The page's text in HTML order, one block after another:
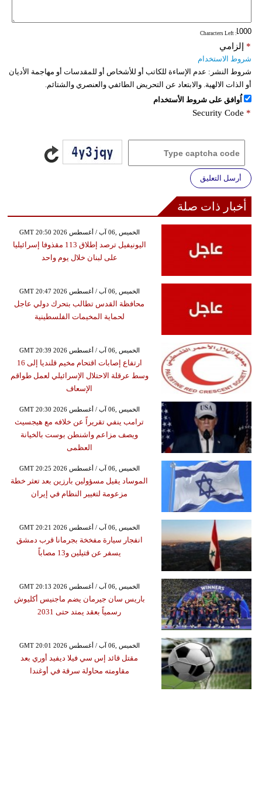
: Characters Left
إلزامي *
شروط الاستخدام
شروط النشر: عدم الإساءة للكاتب أو للأشخاص أو للمقدسات أو مهاجمة الأديان
أو الذات الالهية. والابتعاد عن التحريض الطائفي والعنصري والشتائم.
اُوافق على شروط الأستخدام
Security Code *
أرسل التعليق
أخبار ذات صلة
GMT 20:50 2026 الخميس ,06 آب / أغسطس
اليونيفيل ترصد إطلاق 113 مقذوفا إسرائيليا
على لبنان خلال يوم واحد
GMT 20:47 2026 الخميس ,06 آب / أغسطس
محافظة القدس تطالب بتحرك دولي عاجل
لحماية المخيمات الفلسطينية
GMT 20:39 2026 الخميس ,06 آب / أغسطس
ارتفاع إصابات اقتحام مخيم قلنديا إلى 16
وسط عرقلة الاحتلال الإسرائيلي لعمل طواقم
الإسعاف
GMT 20:30 2026 الخميس ,06 آب / أغسطس
ترامب ينفي تقريراً عن خلافه مع هيجسيث
ويصف مزاعم واشنطن بوست بالخيانة
العظمى
GMT 20:25 2026 الخميس ,06 آب / أغسطس
الموساد يقيل مسؤولين بارزين بعد تعثر خطة
مزعومة لتغيير النظام في إيران
GMT 20:21 2026 الخميس ,06 آب / أغسطس
انفجار سيارة مفخخة بجرمانا قرب دمشق
يسفر عن قتيلين و13 مصاباً
GMT 20:13 2026 الخميس ,06 آب / أغسطس
باريس سان جيرمان يضم ماجنيس أكليوش
رسمياً بعقد يمتد حتى 2031
GMT 20:01 2026 الخميس ,06 آب / أغسطس
مقتل قائد إس سي فيلا ديفيد أوري بعد
مقاومته محاولة سرقة في أوغندا